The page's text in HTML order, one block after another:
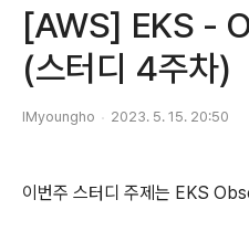
[AWS] EKS -
(스터디 4주차)
IMyoungho 2023. 5. 15. 20:50
이번주 스터디 주제는 EKS